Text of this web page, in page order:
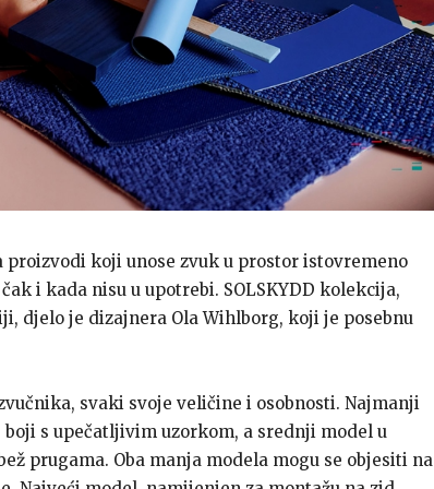
koji unose zvuk u prostor istovremeno
i kada nisu u upotrebi. SOLSKYDD kolekcija,
djelo je dizajnera Ola Wihlborg, koji je posebnu
svaki svoje veličine i osobnosti. Najmanji
s upečatljivim uzorkom, a srednji model u
prugama. Oba manja modela mogu se objesiti na